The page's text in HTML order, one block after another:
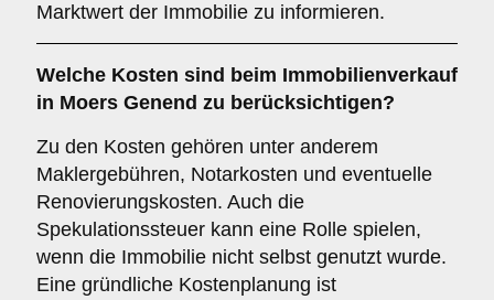
Marktwert der Immobilie zu informieren.
Welche Kosten sind beim Immobilienverkauf
in Moers Genend zu berücksichtigen?
Zu den Kosten gehören unter anderem
Maklergebühren, Notarkosten und eventuelle
Renovierungskosten. Auch die
Spekulationssteuer kann eine Rolle spielen,
wenn die Immobilie nicht selbst genutzt wurde.
Eine gründliche Kostenplanung ist